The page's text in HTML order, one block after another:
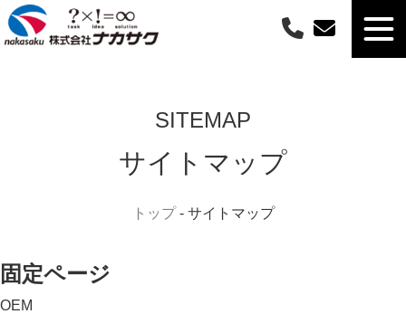
SITEMAP
サイトマップ
トップ- サイトマップ
固定ページ
OEM